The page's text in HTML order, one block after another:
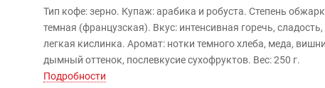
Тип кофе: зерно. Купаж: арабика и робуста. Степень
темная (французская). Вкус: интенсивная горечь, сладость,
легкая кислинка. Аромат: нотки темного хлеба, меда,
дымный оттенок, послевкусие сухофруктов. Вес: 250 г.
Подробности